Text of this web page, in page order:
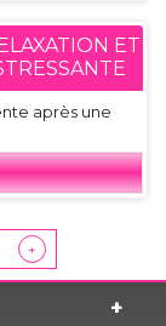
ET
après une
+